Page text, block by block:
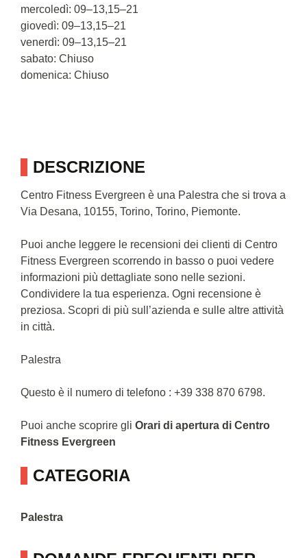
DESCRIZIONE
Centro Fitness Evergreen è una Palestra che si trova a
Via Desana, 10155, Torino, Torino, Piemonte.
Puoi anche leggere le recensioni dei clienti di Centro
Fitness Evergreen scorrendo in basso o puoi vedere
informazioni più dettagliate sono nelle sezioni.
Condividere la tua esperienza. Ogni recensione è
preziosa. Scopri di più sull’azienda e sulle altre attività
in città.
Palestra
Questo è il numero di telefono : +39 338 870 6798.
Puoi anche scoprire gli Orari di apertura di Centro
Fitness Evergreen
CATEGORIA
Palestra
mercoledì: 09–13,15–21
giovedì: 09–13,15–21
venerdì: 09–13,15–21
sabato: Chiuso
domenica: Chiuso